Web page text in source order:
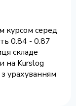
курсом серед
0.84 - 0.87
складе
на Kurslog
урахуванням